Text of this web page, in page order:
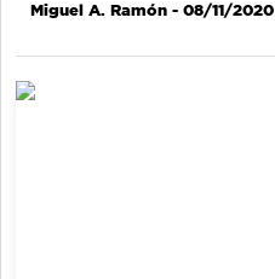
Miguel A. Ramón - 08/11/2020